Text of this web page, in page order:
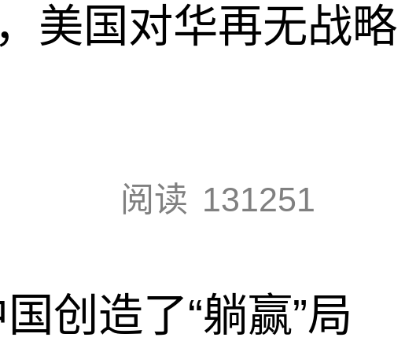
美国对华再无战略
阅读 131251
创造了“躺赢”局